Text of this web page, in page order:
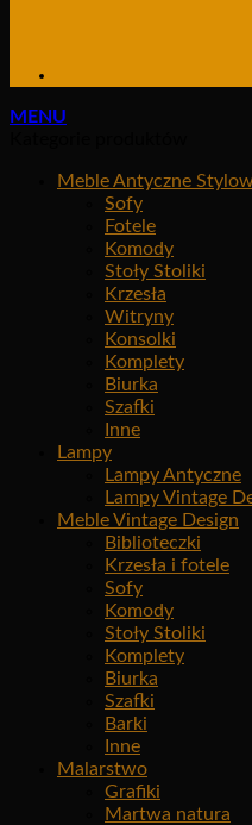
MENU
Meble Antyczne
Sofy
Fotele
Komody
Stoły Stoliki
Krzesła
Witryny
Konsolki
Komplety
Biurka
Szafki
Inne
Lampy
Lampy Antyczne
Lampy Vintage
Meble Vintage Design
Biblioteczki
Krzesła i fotele
Sofy
Komody
Stoły Stoliki
Komplety
Biurka
Szafki
Barki
Inne
Malarstwo
Grafiki
Martwa natura